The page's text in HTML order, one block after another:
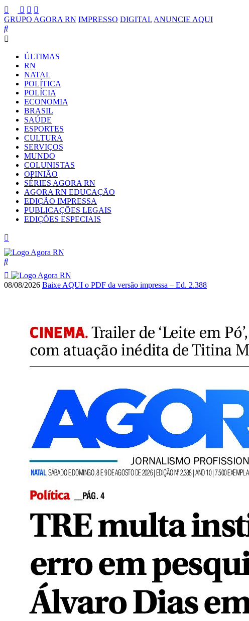
GRUPO AGORA RN IMPRESSO DIGITAL ANUNCIE AQUI
ÚLTIMAS
RN
NATAL
POLÍTICA
POLÍCIA
ECONOMIA
BRASIL
SAÚDE
ESPORTES
CULTURA
SERVIÇOS
MUNDO
COLUNISTAS
OPINIÃO
SÉRIES AGORA RN
AGORA RN EDUCAÇÃO
EDIÇÃO IMPRESSA
PUBLICAÇÕES LEGAIS
EDIÇÕES ESPECIAIS
08/08/2026 Baixe AQUI o PDF da versão impressa – Ed. 2.388